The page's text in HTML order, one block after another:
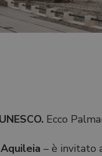
Ecco
– è invitato